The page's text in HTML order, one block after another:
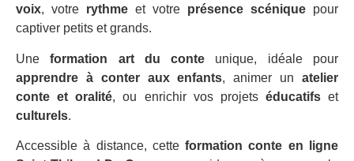
voix, votre rythme et votre présence scénique pour
captiver petits et grands.
Uneformation art du conte unique, idéale pour
apprendre à conter aux enfants, animer unatelier
conte et oralité, ou enrichir vos projets éducatifset
culturels.
Accessible à distance, cetteformation conte en ligne